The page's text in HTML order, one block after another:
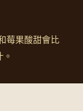
莓果酸甜會比